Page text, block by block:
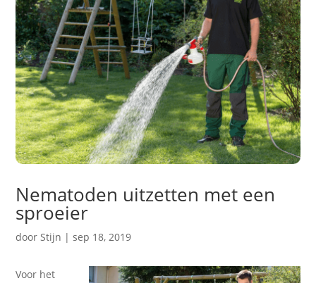
Nematoden uitzetten met een
sproeier
doorStijn |sep 18, 2019
Voor het